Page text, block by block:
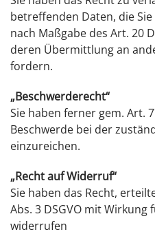
betreffenden Daten, die
nach Maßgabe des Art. 20
deren Übermittlung an
fordern.
„Beschwerderecht“
Sie haben ferner gem. Art.
Beschwerde bei der
einzureichen.
„Recht auf Widerruf“
Sie haben das Recht,
Abs. 3 DSGVO mit Wirkung
widerrufen